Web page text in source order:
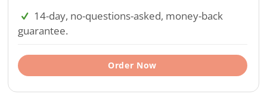
14-day, no-questions-asked, money-back
guarantee.
Order Now